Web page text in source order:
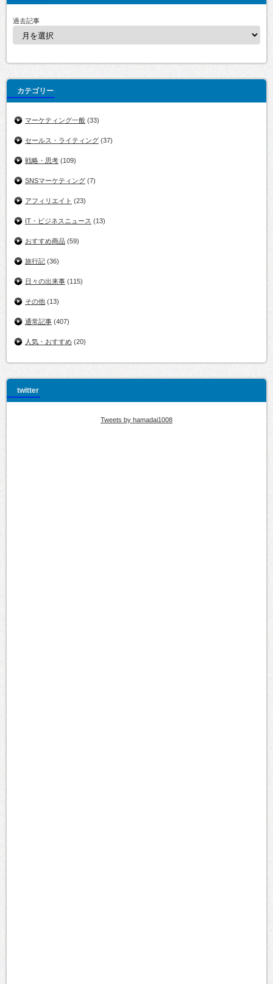
過去記事
カテゴリー
マーケティング一般 (33)
セールス・ライティング (37)
戦略・思考 (109)
SNSマーケティング (7)
アフィリエイト (23)
IT・ビジネスニュース (13)
おすすめ商品 (59)
旅行記 (36)
日々の出来事 (115)
その他 (13)
通常記事 (407)
人気・おすすめ (20)
twitter
Tweets by hamadai1008